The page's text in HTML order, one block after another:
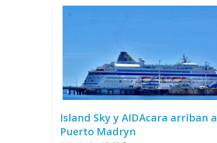
Island Sky y AIDAcara arriban a
Puerto Madryn